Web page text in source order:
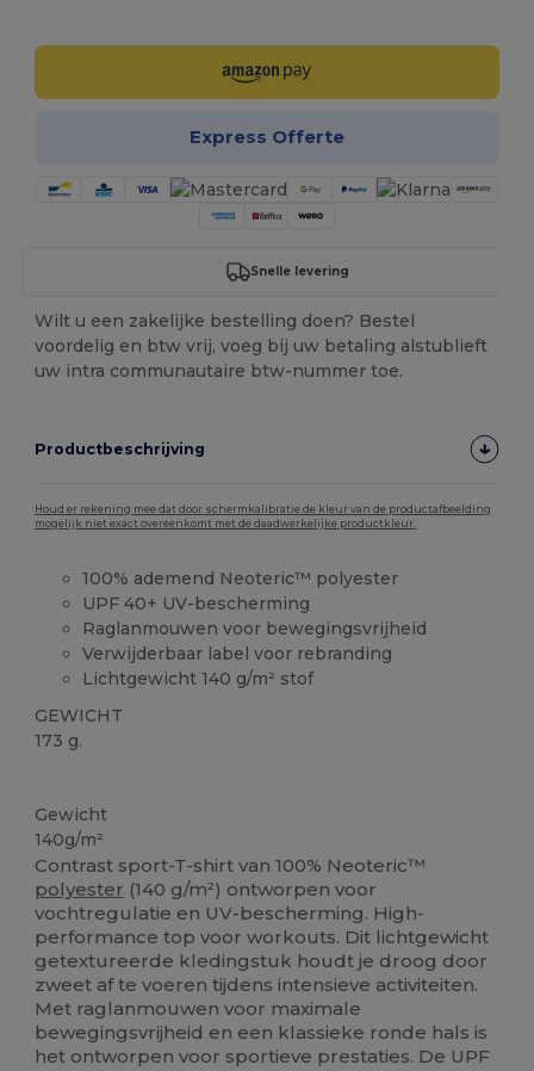
Express Offerte
Snelle levering
Wilt u een zakelijke bestelling doen? Bestel
voordelig en btw vrij, voeg bij uw betaling alstublieft
uw intra communautaire btw-nummer toe.
Productbeschrijving
Houd er rekening mee dat door schermkalibratie de kleur van de productafbeelding
mogelijk niet exact overeenkomt met de daadwerkelijke productkleur.
100% ademend Neoteric™ polyester
UPF 40+ UV-bescherming
Raglanmouwen voor bewegingsvrijheid
Verwijderbaar label voor rebranding
Lichtgewicht 140 g/m² stof
GEWICHT
173 g.
Gewicht
140g/m²
Contrast sport-T-shirt van 100% Neoteric™
polyester (140 g/m²) ontworpen voor
vochtregulatie en UV-bescherming. High-
performance top voor workouts. Dit lichtgewicht
getextureerde kledingstuk houdt je droog door
zweet af te voeren tijdens intensieve activiteiten.
Met raglanmouwen voor maximale
bewegingsvrijheid en een klassieke ronde hals is
het ontworpen voor sportieve prestaties. De UPF